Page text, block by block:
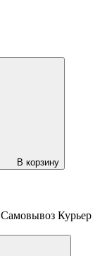
В корзину
Самовывоз Курьер